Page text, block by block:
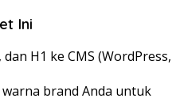
Ini
H1 ke CMS (WordPress,
brand Anda untuk